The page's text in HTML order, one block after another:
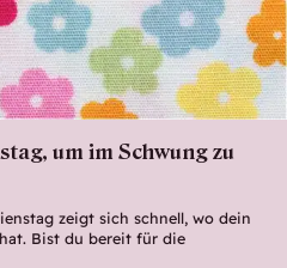
um im Schwung zu
zeigt sich schnell, wo dein
Bist du bereit für die